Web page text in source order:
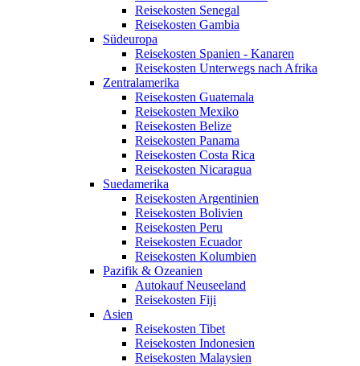
Reisekosten Senegal
Reisekosten Gambia
Südeuropa
Reisekosten Spanien - Kanaren
Reisekosten Unterwegs nach Afrika
Zentralamerika
Reisekosten Guatemala
Reisekosten Mexiko
Reisekosten Belize
Reisekosten Panama
Reisekosten Costa Rica
Reisekosten Nicaragua
Suedamerika
Reisekosten Argentinien
Reisekosten Bolivien
Reisekosten Peru
Reisekosten Ecuador
Reisekosten Kolumbien
Pazifik & Ozeanien
Autokauf Neuseeland
Reisekosten Fiji
Asien
Reisekosten Tibet
Reisekosten Indonesien
Reisekosten Malaysien